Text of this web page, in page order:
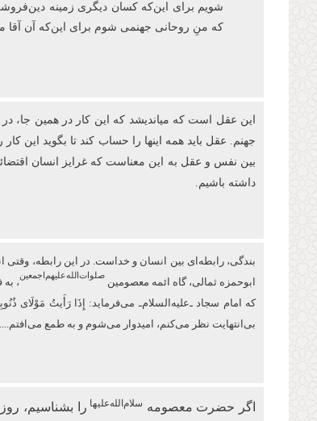
شویم برای این‌که کسان دیگری زمینه
که منِ روحانی جهنمی شوم برای اینکه آن
این عقل است که میاندیشد که این کار در همین جا،
جهنم. عقل باید همه اینها را حساب کند تا بگوید این
بین نفس و عقل به این معناست که غرایز انسان
داشته باشیم.
بندگی، رابطه‌ای بین انسان و خداست. در این رابطه، وقتی
ابو‌حمزه ثمالی، گاه ائمه معصومین
صلوات‌‌الله‌‌عليهم‌‌اجمعين
،
كه امام سجاد ـ‌علیه‌السلام‌ـ می‌فرماید: إِذَا رَأَیتُ
بی‌انتهایت نظر می‌کنم، امیدوار ‏می‌شوم و به طمع می‌افتم....
اگر حضرت معصومه سلام‌الله‌علیها را بشناسیم،